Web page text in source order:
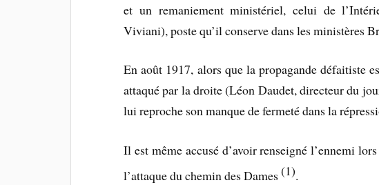
et un remaniement ministériel, celui de
Viviani), poste qu’il conserve dans les ministères
En août 1917, alors que la propagande défaitiste
attaqué par la droite (Léon Daudet, directeur du
lui reproche son manque de fermeté dans la
Il est même accusé d’avoir renseigné l’ennemi
l’attaque du chemin des Dames(1).